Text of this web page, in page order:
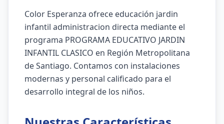
Color Esperanza ofrece educación jardin
infantil administracion directa mediante el
programa PROGRAMA EDUCATIVO JARDIN
INFANTIL CLASICO en Región Metropolitana
de Santiago. Contamos con instalaciones
modernas y personal calificado para el
desarrollo integral de los niños.